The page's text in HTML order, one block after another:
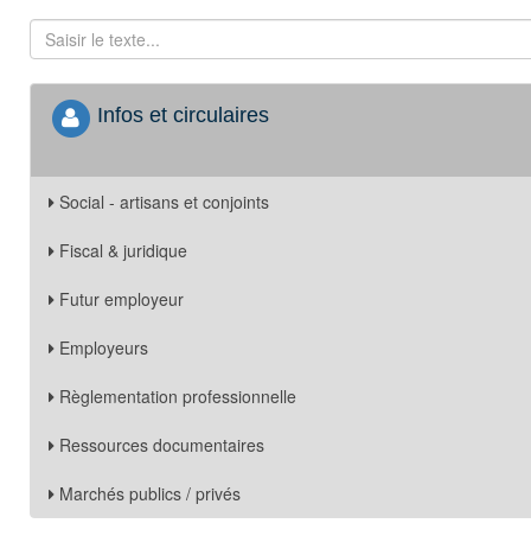
Infos et circulaires
Social - artisans et conjoints
Fiscal & juridique
Futur employeur
Employeurs
Règlementation professionnelle
Ressources documentaires
Marchés publics / privés